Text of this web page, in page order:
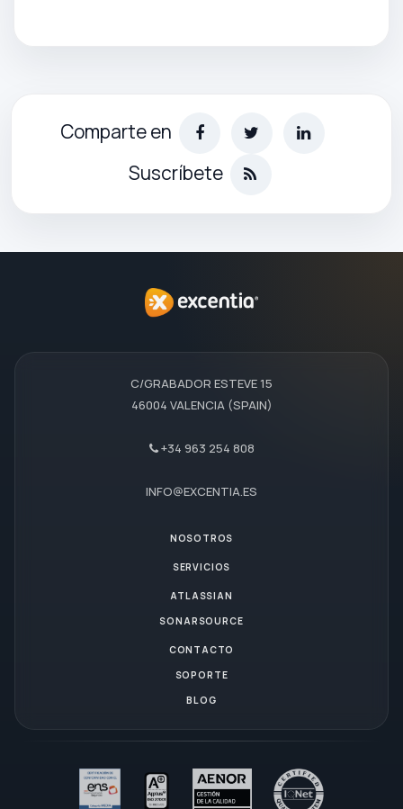
Comparte en
Suscríbete
C/GRABADOR ESTEVE 15
46004 VALENCIA (SPAIN)
+34 963 254 808
INFO@EXCENTIA.ES
NOSOTROS
SERVICIOS
ATLASSIAN
SONARSOURCE
CONTACTO
SOPORTE
BLOG